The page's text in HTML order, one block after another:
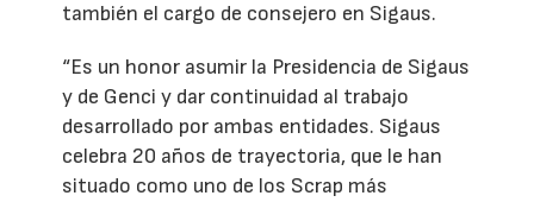
también el cargo de consejero en Sigaus.
“Es un honor asumir la Presidencia de Sigaus
y de Genci y dar continuidad al trabajo
desarrollado por ambas entidades. Sigaus
celebra 20 años de trayectoria, que le han
situado como uno de los Scrap más